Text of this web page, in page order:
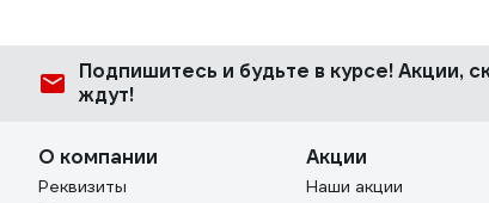
Подпишитесь и будьте в курсе! Акции,
ждут!
О компании
Реквизиты
Акции
Наши акции